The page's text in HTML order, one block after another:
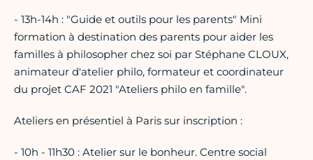
- 13h-14h : "Guide et outils pour les parents" Mini
formation à destination des parents pour aider les
familles à philosopher chez soi par Stéphane CLOUX,
animateur d'atelier philo, formateur et coordinateur
du projet CAF 2021 "Ateliers philo en famille".
Ateliers en présentiel à Paris sur inscription :
- 10h - 11h30 : Atelier sur le bonheur. Centre social